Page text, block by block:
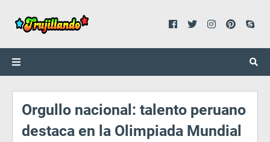
Orgullo nacional: talento peruano
destaca en la Olimpiada Mundial